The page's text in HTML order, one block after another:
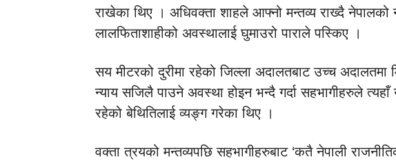
राखेका थिए । अधिवक्ता शाहले आफ्नो मन्तव्य राख्दै नेपालको
लालफिताशाहीको अवस्थालाई घुमाउरो पाराले पस्किए ।
सय मीटरको दुरीमा रहेको जिल्ला अदालतबाट उच्च
न्याय सजिलै पाउने अवस्था होइन भन्दै गर्दा सहभागीहरुले त्यहाँ
रहेको बेथितिलाई व्यङ्ग गरेका थिए ।
वक्ता त्रयको मन्तव्यपछि सहभागीहरुबाट ‘कतै नेपाली